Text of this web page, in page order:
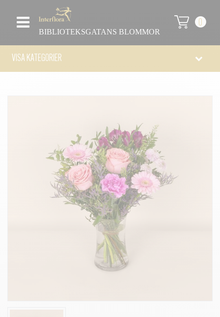
BIBLIOTEKSGATANS BLOMMOR
0
VISA KATEGORIER